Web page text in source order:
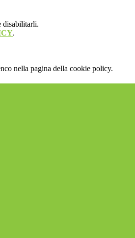
disabilitarli.
.
nella pagina della cookie policy.